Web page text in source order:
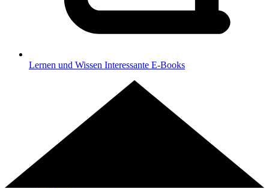
Lernen und Wissen Interessante E-Books